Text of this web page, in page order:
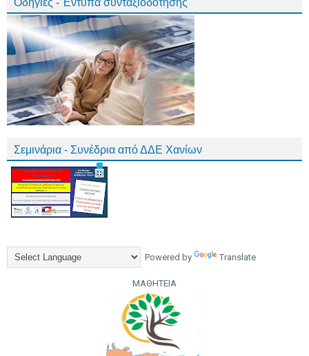
Οδηγίες - Έντυπα συνταξιοδότησης
Σεμινάρια - Συνέδρια από ΔΔΕ Χανίων
Powered by Translate
ΜΑΘΗΤΕΙΑ